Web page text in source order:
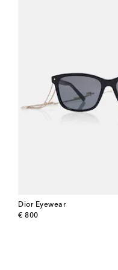
Dior Eyewear
€ 800
original price